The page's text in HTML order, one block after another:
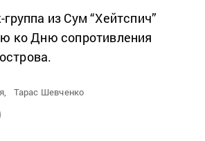
из Сум “Хейтспич”
ко Дню сопротивления
Тарас Шевченко